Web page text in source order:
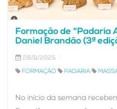
Formação de "Padaria
Daniel Brandão (3ª
28/11/2025
FORMAÇÃO PADARIA
No início da semana